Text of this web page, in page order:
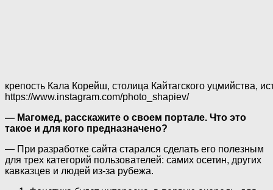
крепость Кала Корейш, столица Кайтагского уцмийства,
https://www.instagram.com/photo_shapiev/
— Магомед, расскажите о своем портале. Что это
такое и для кого предназначено?
— При разработке сайта старался сделать его полезным
для трех категорий пользователей: самих осетин, других
кавказцев и людей из-за рубежа.